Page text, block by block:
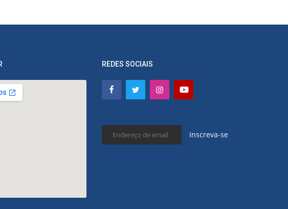
REDES SOCIAIS
Inscreva-se